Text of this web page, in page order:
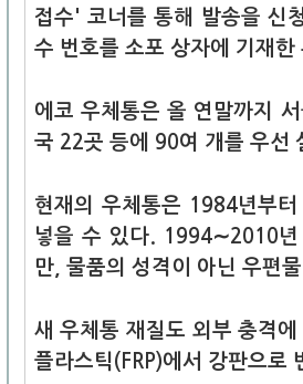
접수' 코너를 통해 발송을 신
수 번호를 소포 상자에 기재
에코 우체통은 올 연말까지
국 22곳 등에 90여 개를 우선
현재의 우체통은 1984년부
넣을 수 있다. 1994∼2010년
만, 물품의 성격이 아닌 우편
새 우체통 재질도 외부 충격
플라스틱(FRP)에서 강판으로